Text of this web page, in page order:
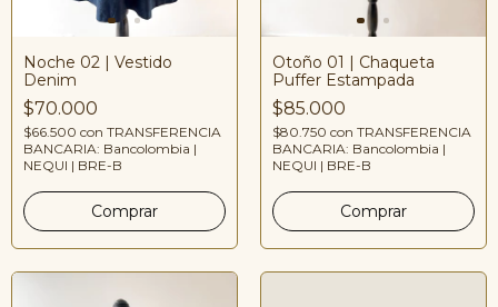
Noche 02 | Vestido
Denim
$70.000
$66.500 con TRANSFERENCIA
BANCARIA: Bancolombia |
NEQUI | BRE-B
Otoño 01 | Chaqueta
Puffer Estampada
$85.000
$80.750 con TRANSFERENCIA
BANCARIA: Bancolombia |
NEQUI | BRE-B